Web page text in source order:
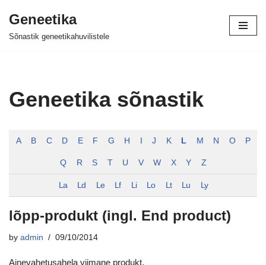
Skip
Geneetika
Sõnastik geneetikahuvilistele
Geneetika sõnastik
A B C D E F G H J K L M N O P
Q R S T U V W X Y Z
La Ld Le Lf Li Lo Lt Lu Ly
lõpp-produkt (ingl. End product)
by admin 09/10/2014
Ainevahetusahela viimane produkt.